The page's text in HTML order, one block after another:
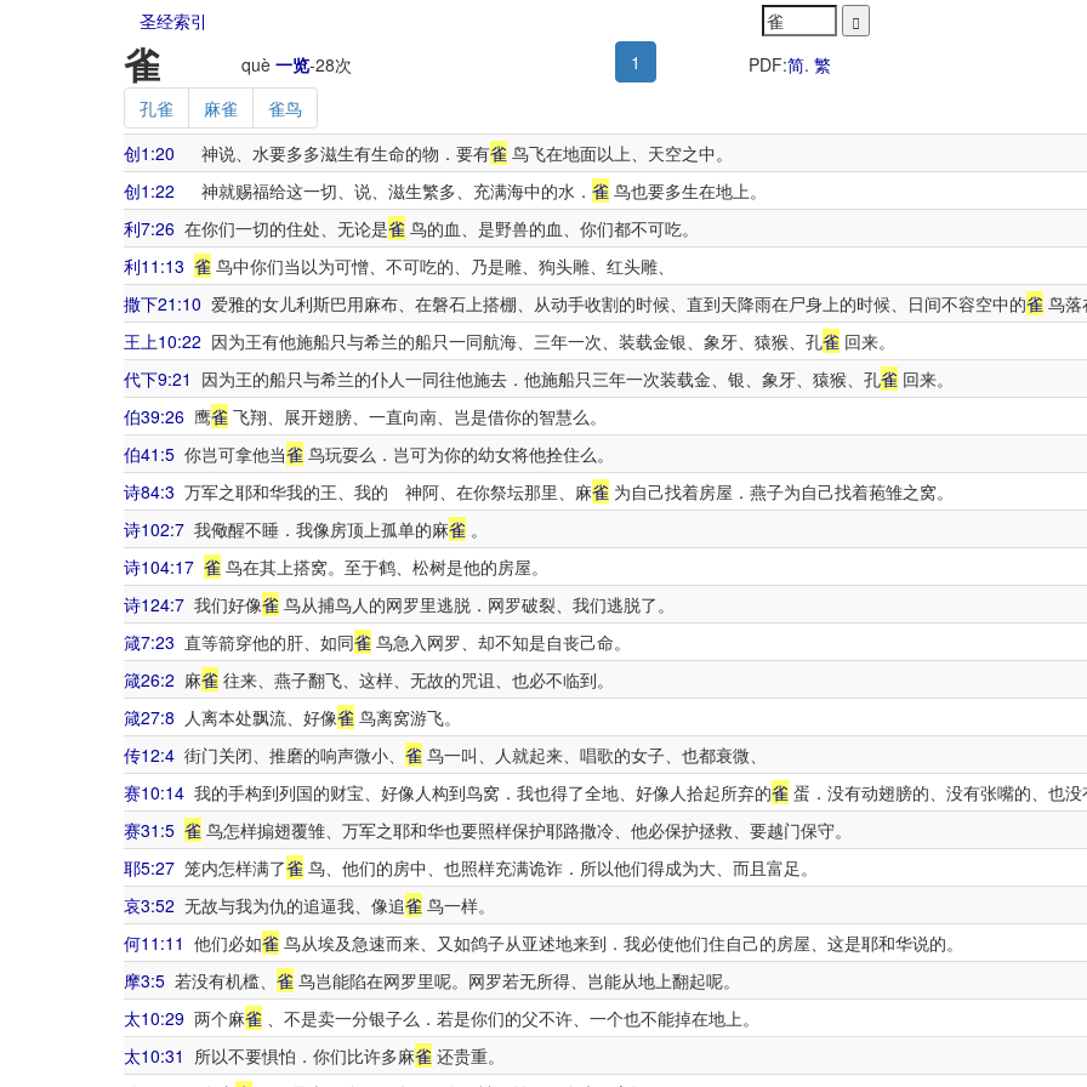
圣经索引
雀 què 一览-28次 1 PDF:简. 繁
孔雀
麻雀
雀鸟
创1:20 神说、水要多多滋生有生命的物．要有雀 鸟飞在地面以上、天空之中。
创1:22 神就赐福给这一切、说、滋生繁多、充满海中的水． 雀 鸟也要多生在地上。
利7:26 在你们一切的住处、无论是雀 鸟的血、是野兽的血、你们都不可吃。
利11:13 雀 鸟中你们当以为可憎、不可吃的、乃是雕、狗头雕、红头雕、
撒下21:10 爱雅的女儿利斯巴用麻布、在磐石上搭棚、从动手收割的时候、直到天降雨在尸身上的时候、日间不容空中的雀 鸟落
王上10:22 因为王有他施船只与希兰的船只一同航海、三年一次、装载金银、象牙、猿猴、孔雀 回来。
代下9:21 因为王的船只与希兰的仆人一同往他施去．他施船只三年一次装载金、银、象牙、猿猴、孔雀 回来。
伯39:26 鹰雀 飞翔、展开翅膀、一直向南、岂是借你的智慧么。
伯41:5 你岂可拿他当雀 鸟玩耍么．岂可为你的幼女将他拴住么。
诗84:3 万军之耶和华我的王、我的 神阿、在你祭坛那里、麻雀 为自己找着房屋．燕子为自己找着菢雏之窝。
诗102:7 我儆醒不睡．我像房顶上孤单的麻雀 。
诗104:17 雀 鸟在其上搭窝。至于鹤、松树是他的房屋。
诗124:7 我们好像雀 鸟从捕鸟人的网罗里逃脱．网罗破裂、我们逃脱了。
箴7:23 直等箭穿他的肝、如同雀 鸟急入网罗、却不知是自丧己命。
箴26:2 麻雀 往来、燕子翻飞、这样、无故的咒诅、也必不临到。
箴27:8 人离本处飘流、好像雀 鸟离窝游飞。
传12:4 街门关闭、推磨的响声微小、 雀 鸟一叫、人就起来、唱歌的女子、也都衰微、
赛10:14 我的手构到列国的财宝、好像人构到鸟窝．我也得了全地、好像人拾起所弃的雀 蛋．没有动翅膀的、没有张嘴的、也没
赛31:5 雀 鸟怎样搧翅覆雏、万军之耶和华也要照样保护耶路撒冷、他必保护拯救、要越门保守。
耶5:27 笼内怎样满了雀 鸟、他们的房中、也照样充满诡诈．所以他们得成为大、而且富足。
哀3:52 无故与我为仇的追逼我、像追雀 鸟一样。
何11:11 他们必如雀 鸟从埃及急速而来、又如鸽子从亚述地来到．我必使他们住自己的房屋、这是耶和华说的。
摩3:5 若没有机槛、 雀 鸟岂能陷在网罗里呢。网罗若无所得、岂能从地上翻起呢。
太10:29 两个麻雀 、不是卖一分银子么．若是你们的父不许、一个也不能掉在地上。
太10:31 所以不要惧怕．你们比许多麻雀 还贵重。